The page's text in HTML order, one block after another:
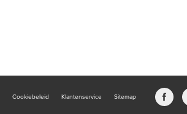
Cookiebeleid Klantenservice Sitemap